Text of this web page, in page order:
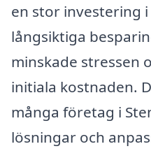
en stor investering
långsiktiga
minskade stressen
initiala kostnaden.
många företag i
lösningar och